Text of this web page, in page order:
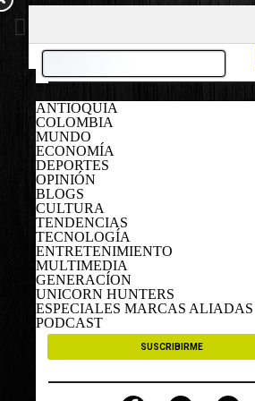
ANTIOQUIA
COLOMBIA
MUNDO
ECONOMÍA
DEPORTES
OPINIÓN
BLOGS
CULTURA
TENDENCIAS
TECNOLOGÍA
ENTRETENIMIENTO
MULTIMEDIA
GENERACÍON
UNICORN HUNTERS
ESPECIALES MARCAS ALIADAS
PODCAST
SUSCRIBIRME